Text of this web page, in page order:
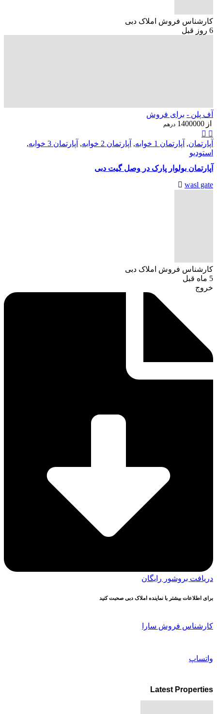
کارشناس فروش املاک دبی
6 روز قبل
آف پلن - برای فروش
از 1400000 درهم
آپارتمان, آپارتمان 1 خوابه , آپارتمان 2 خوابه , آپارتمان 3 خوابه
,
استودیو
آپارتمان بولوار پارک در وصل گیت دبی
wasl gate
کارشناس فروش املاک دبی
5 ماه قبل
خروج
دریافت بروشور رایگان
برای اطلاعات بیشتر با نماینده املاک دبی صحبت کنید
کارشناس فروش سارا
واتساپ
Latest Properties